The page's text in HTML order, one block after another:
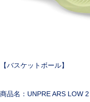
【バスケットボール】
商品名：UNPRE ARS LOW